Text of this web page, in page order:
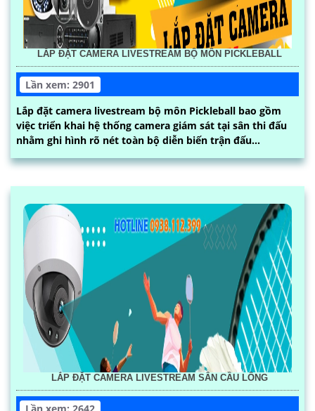
LẮP ĐẶT CAMERA LIVESTREAM BỘ MÔN PICKLEBALL
Lần xem: 2901
Lắp đặt camera livestream bộ môn Pickleball bao gồm
việc triển khai hệ thống camera giám sát tại sân thi đấu
nhằm ghi hình rõ nét toàn bộ diễn biến trận đấu...
LẮP ĐẶT CAMERA LIVESTREAM SÂN CẦU LÔNG